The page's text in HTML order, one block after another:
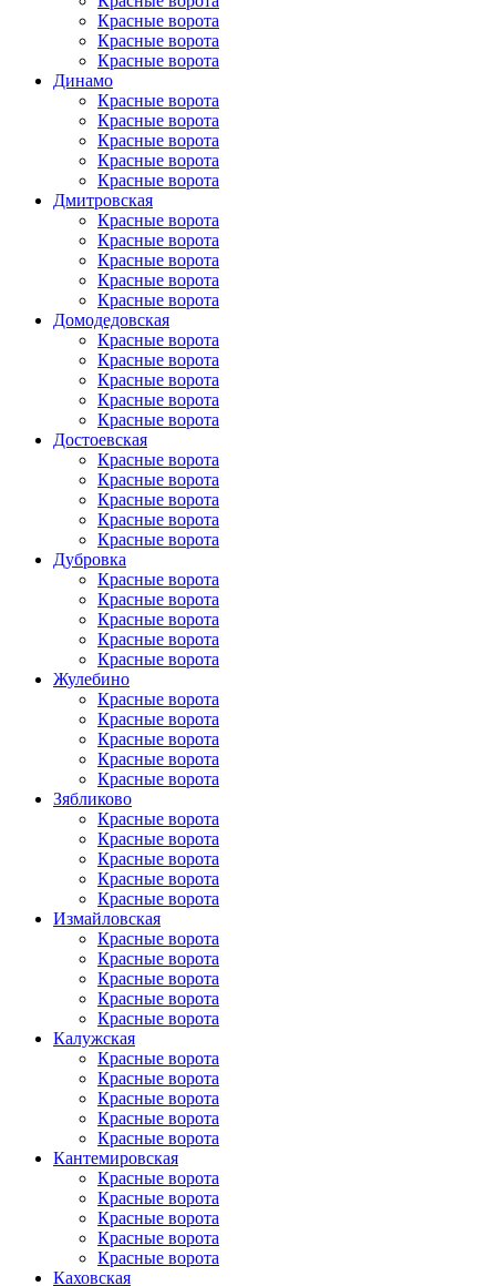
Красные ворота
Красные ворота
Красные ворота
Динамо
Красные ворота
Красные ворота
Красные ворота
Красные ворота
Красные ворота
Дмитровская
Красные ворота
Красные ворота
Красные ворота
Красные ворота
Красные ворота
Домоде­довская
Красные ворота
Красные ворота
Красные ворота
Красные ворота
Красные ворота
Достоевская
Красные ворота
Красные ворота
Красные ворота
Красные ворота
Красные ворота
Дубровка
Красные ворота
Красные ворота
Красные ворота
Красные ворота
Красные ворота
Жулебино
Красные ворота
Красные ворота
Красные ворота
Красные ворота
Красные ворота
Зябликово
Красные ворота
Красные ворота
Красные ворота
Красные ворота
Красные ворота
Измайловская
Красные ворота
Красные ворота
Красные ворота
Красные ворота
Красные ворота
Калужская
Красные ворота
Красные ворота
Красные ворота
Красные ворота
Красные ворота
Кантеми­ровская
Красные ворота
Красные ворота
Красные ворота
Красные ворота
Красные ворота
Каховская